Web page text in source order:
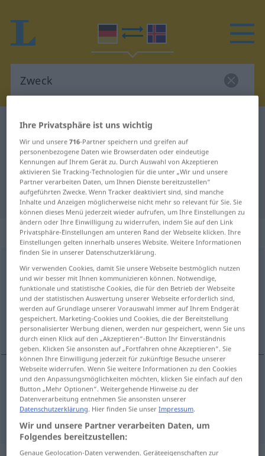
Deutsch-Isländisch Wörterbuch
Deutsch-Isländisch Übersetzung
für "Zweck"
"Zweck" Isländisch Übersetzung
„Zweck“: Maskulinum
Zweckm
Übersicht aller Übersetzungen
(Für mehr Details die Übersetzung anklicken/antippen)
tilgangur, markmið
tilgangurm Zweck
markmiðn Zweck
Ihre Privatsphäre ist uns wichtig
Wir und unsere716-Partner speichern und greifen auf
personenbezogene Daten wie Browserdaten oder eindeutige
Kennungen auf Ihrem Gerät zu. Durch Auswahl von Akzeptieren
aktivieren Sie Tracking-Technologien für die unter „Wir und unsere
Partner verarbeiten Daten, um Ihnen Dienste bereitzustellen“
aufgeführten Zwecke. Wenn Tracker deaktiviert sind, sind manche
Inhalte und Anzeigen möglicherweise nicht mehr so relevant für Sie. Sie
können dieses Menü jederzeit wieder aufrufen, um Ihre Einstellungen zu
ändern oder Ihre Einwilligung zu widerrufen, indem Sie auf den Link
Privatsphäre-Einstellungen am unteren Rand der Webseite klicken. Ihre
Einstellungen gelten innerhalb unseres Website. Weitere Informationen
finden Sie in unserer Datenschutzerklärung.
Wir verwenden Cookies, damit Sie unsere Webseite bestmöglich nutzen
und wir besser mit Ihnen kommunizieren können. Notwendige,
funktionale und statistische Cookies, die für den Betrieb der Webseite
und der statistischen Auswertung unserer Webseite erforderlich sind,
werden auf Grundlage unserer Vorauswahl immer auf Ihrem Endgerät
gespeichert. Marketing-Cookies und Cookies, die der Bereitstellung
personalisierter Werbung dienen, werden nur gespeichert, wenn Sie uns
durch einen Klick auf den „Akzeptieren“-Button Ihr Einverständnis
geben. Klicken Sie ansonsten auf „Fortfahren ohne Akzeptieren“. Sie
können Ihre Einwilligung jederzeit für zukünftige Besuche unserer
Webseite widerrufen. Wenn Sie weitere Informationen zu den Cookies
und den Anpassungsmöglichkeiten möchten, klicken Sie einfach auf den
Button „Mehr Optionen“. Weitergehende Hinweise zu der
Datenverarbeitung entnehmen Sie ansonsten unserer
Datenschutzerklärung. Hier finden Sie unserImpressum.
Wir und unsere Partner verarbeiten Daten, um
Folgendes bereitzustellen:
Genaue Geolocation-Daten verwenden. Geräteeigenschaften zur